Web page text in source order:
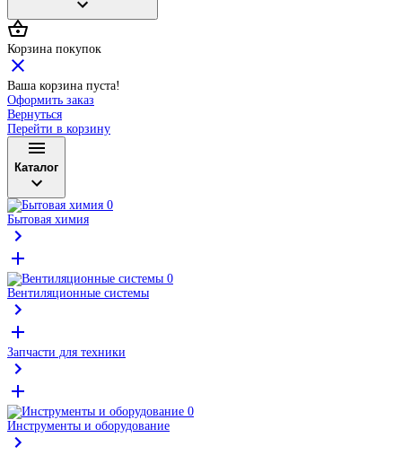
Корзина покупок
Ваша корзина пуста!
Оформить заказ
Вернуться
Перейти в корзину
Каталог
Бытовая химия
Вентиляционные системы
Запчасти для техники
Инструменты и оборудование